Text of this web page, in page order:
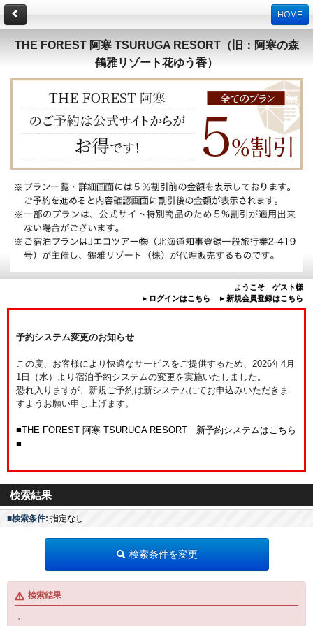
HOME
THE FOREST 阿寒 TSURUGA RESORT（旧：阿寒の森
鶴雅リゾート花ゆう香）
ようこそ ゲスト様
▸ ログインはこちら
▸ 新規会員登録はこちら
予約システム変更のお知らせ
この度、お客様により快適なサービスをご提供するため、2026年4月
1日（水）より宿泊予約システムの変更を実施いたしました。
恐れ入りますが、新規ご予約は新システムにてお申込みいただきま
すようお願い申し上げます。
■THE FOREST 阿寒 TSURUGA RESORT 新予約システムはこちら
■
検索結果
■検索条件: 指定なし
検索条件を変更
検索結果
・